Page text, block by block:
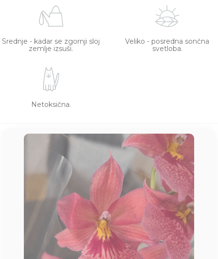
Srednje - kadar se zgornji sloj
zemlje izsuši.
Veliko - posredna sončna
svetloba.
Netoksična.